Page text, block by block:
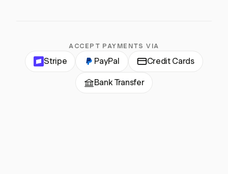
ACCEPT PAYMENTS VIA
Stripe PayPal Credit Cards
Bank Transfer